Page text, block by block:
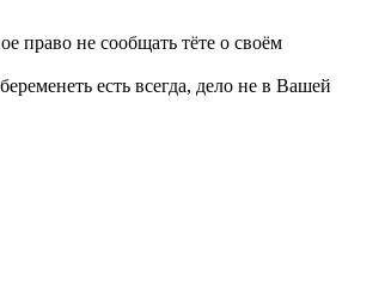
право не сообщать тёте о своём
есть всегда, дело не в Вашей